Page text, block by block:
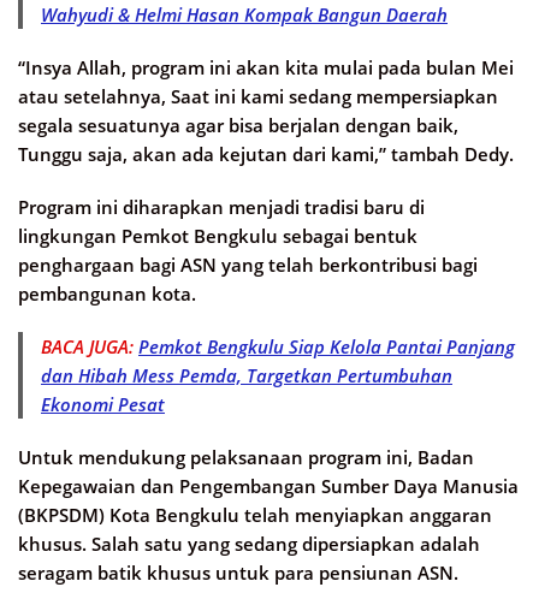
Wahyudi & Helmi Hasan Kompak Bangun Daerah
“Insya Allah, program ini akan kita mulai pada bulan Mei
atau setelahnya, Saat ini kami sedang mempersiapkan
segala sesuatunya agar bisa berjalan dengan baik,
Tunggu saja, akan ada kejutan dari kami,” tambah Dedy.
Program ini diharapkan menjadi tradisi baru di
lingkungan Pemkot Bengkulu sebagai bentuk
penghargaan bagi ASN yang telah berkontribusi bagi
pembangunan kota.
BACA JUGA: Pemkot Bengkulu Siap Kelola Pantai Panjang
dan Hibah Mess Pemda, Targetkan Pertumbuhan
Ekonomi Pesat
Untuk mendukung pelaksanaan program ini, Badan
Kepegawaian dan Pengembangan Sumber Daya Manusia
(BKPSDM) Kota Bengkulu telah menyiapkan anggaran
khusus. Salah satu yang sedang dipersiapkan adalah
seragam batik khusus untuk para pensiunan ASN.